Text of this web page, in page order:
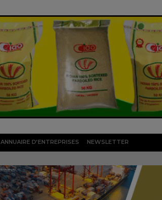
ANNUAIRE D’ENTREPRISES NEWSLETTER